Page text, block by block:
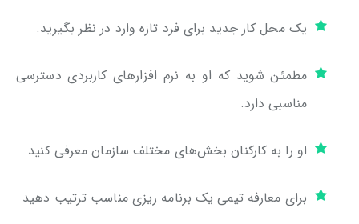
یک محل کار جدید برای فرد تازه وارد در نظر بگیرید.
مطمئن شوید که او به نرم افزارهای کاربردی دسترسی
مناسبی دارد.
او را به کارکنان بخش‌های مختلف سازمان معرفی کنید
برای معارفه تیمی یک برنامه ریزی مناسب ترتیب دهید